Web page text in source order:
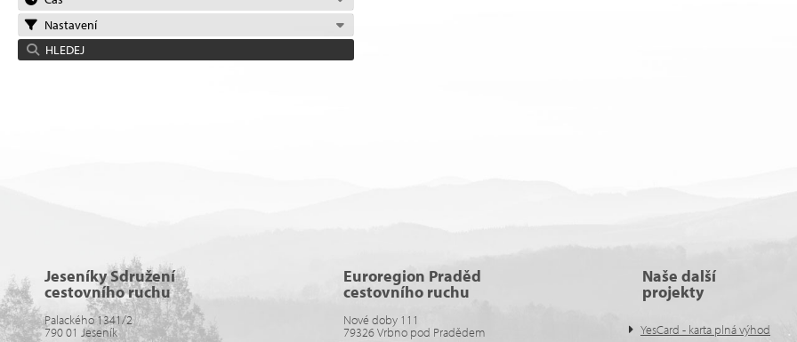
Nastavení
HLEDEJ
Jeseníky Sdružení
cestovního ruchu
Palackého 1341/2
790 01 Jeseník
Euroregion Praděd
cestovního ruchu
Nové doby 111
79326 Vrbno pod Pradědem
Naše další
projekty
YesCard - karta plná výhod